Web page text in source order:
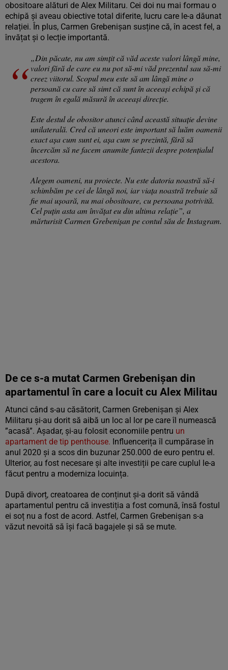
obositoare alături de Alex Militaru. Cei doi nu mai formau o
echipă și aveau obiective total diferite, lucru care le-a dăunat
relației. În plus, Carmen Grebenișan susține că, în acest fel, a
învățat și o lecție importantă.
„Din păcate, nu am simțit că văd aceste valori lângă mine,
valori fără de care eu nu pot să-mi văd prezentul sau să-mi
creez viitorul. Scopul meu este să am lângă mine o
persoană cu care să simt că sunt în aceeași echipă și că
tragem în egală măsură în aceeași direcție.
Este destul de obositor atunci când această situație devine
unilaterală. Cred că uneori este important să luăm oamenii
exact așa cum sunt ei, așa cum se prezintă, fără să
încercăm să ne facem anumite fantezii despre potențialul
acestora.
Alegem oameni, nu proiecte. Nu este datoria noastră să-i
schimbăm pe cei de lângă noi, iar viața noastră trebuie să
fie mai ușoară, nu mai obositoare, cu persoana potrivită.
Cel puțin asta am învățat eu din ultima relație”, a
mărturisit Carmen Grebenișan pe contul său de Instagram.
De ce s-a mutat Carmen Grebenișan din
apartamentul în care a locuit cu Alex Militau
Atunci când s-au căsătorit, Carmen Grebenișan și Alex
Militaru și-au dorit să aibă un loc al lor pe care îl numească
”acasă”. Așadar, și-au folosit economiile pentru un
apartament de tip penthouse. Influencerița îl cumpărase în
anul 2020 și a scos din buzunar 250.000 de euro pentru el.
Ulterior, au fost necesare și alte investiții pe care cuplul le-a
făcut pentru a moderniza locuința.
După divorț, creatoarea de conținut și-a dorit să vândă
apartamentul pentru că investiția a fost comună, însă fostul
ei soț nu a fost de acord. Astfel, Carmen Grebenișan s-a
văzut nevoită să își facă bagajele și să se mute.